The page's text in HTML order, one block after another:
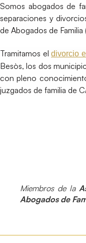
Somos abogados de
separaciones y
de Abogados de Familia
Tramitamos el divorcio
Besòs, los dos
con pleno
juzgados de familia de
Miembros de la
Abogados de